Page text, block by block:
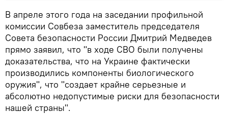
В апреле этого года на заседании профильной
комиссии Совбеза заместитель председателя
Совета безопасности России Дмитрий Медведев
прямо заявил, что "в ходе СВО были получены
доказательства, что на Украине фактически
производились компоненты биологического
оружия", что "создает крайне серьезные и
абсолютно недопустимые риски для безопасности
нашей страны".